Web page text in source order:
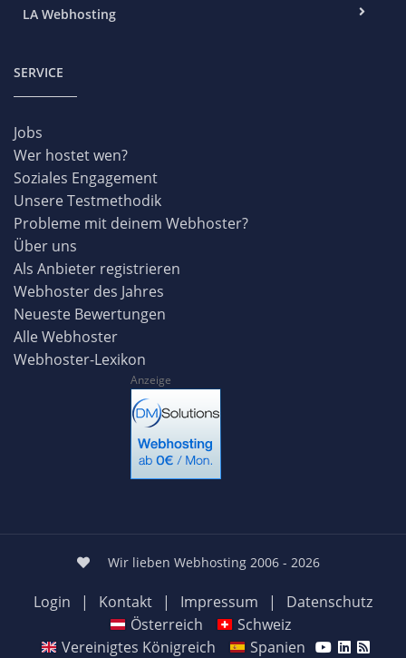
LA Webhosting
SERVICE
Jobs
Wer hostet wen?
Soziales Engagement
Unsere Testmethodik
Probleme mit deinem Webhoster?
Über uns
Als Anbieter registrieren
Webhoster des Jahres
Neueste Bewertungen
Alle Webhoster
Webhoster-Lexikon
Anzeige
Wir lieben Webhosting 2006 - 2026
Login | Kontakt | Impressum |
Datenschutz
Österreich
Schweiz
Vereinigtes Königreich
Spanien